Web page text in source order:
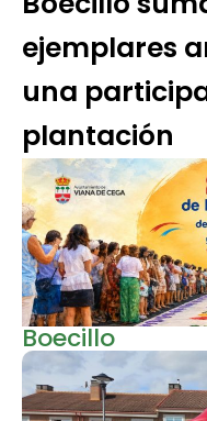
ejemplares
una
plantación
Boecillo